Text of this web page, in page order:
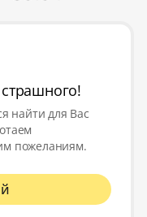
найти для Вас
пожеланиям.